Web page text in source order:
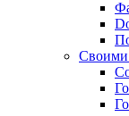
Своими